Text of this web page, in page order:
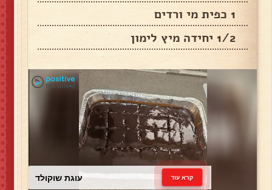
1 כפית מי ורדים
1/2 יחידה מיץ לימון
עוגת שוקולד קרא עוד